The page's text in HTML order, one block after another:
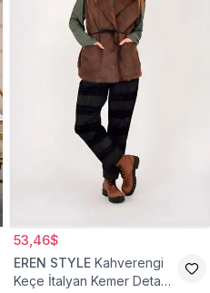
53,46$
EREN STYLE Kahverengi
Keçe İtalyan Kemer Detaylı